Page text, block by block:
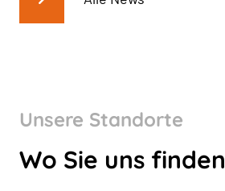
Unsere Standorte
Wo Sie uns finden